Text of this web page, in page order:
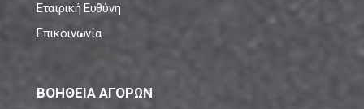
Εταιρική Ευθύνη
Επικοινωνία
ΒΟΗΘΕΙΑ ΑΓΟΡΩΝ